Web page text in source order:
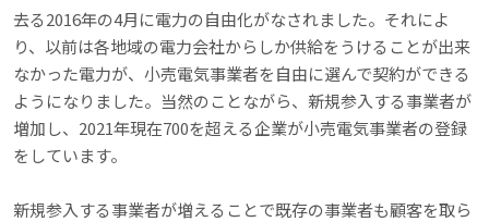
去る2016年の4月に電力の自由化がなされました。それによ
り、以前は各地域の電力会社からしか供給をうけることが出来
なかった電力が、小売電気事業者を自由に選んで契約ができる
ようになりました。当然のことながら、新規参入する事業者が
増加し、2021年現在700を超える企業が小売電気事業者の登録
をしています。
新規参入する事業者が増えることで既存の事業者も顧客を取ら